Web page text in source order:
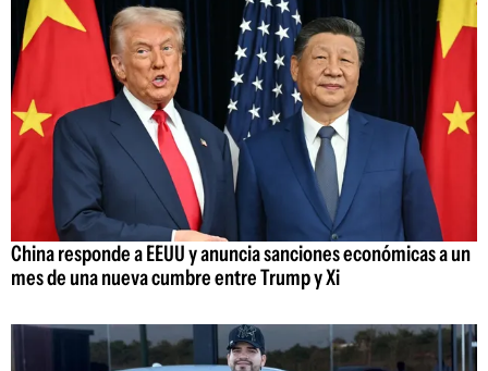
China responde a EEUU y anuncia sanciones económicas a un
mes de una nueva cumbre entre Trump y Xi